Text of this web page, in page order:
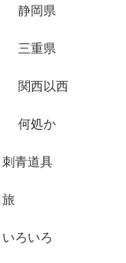
静岡県
三重県
関西以西
何処か
刺青道具
旅
いろいろ